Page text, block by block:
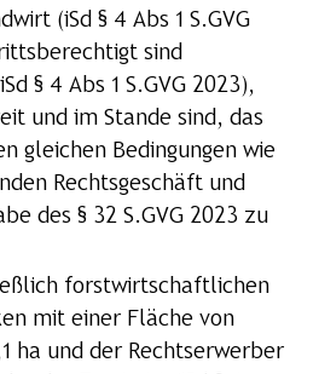
(iSd § 4 Abs 1 S.GVG
sind
§ 4 Abs 1 S.GVG 2023),
und im Stande sind, das
gleichen Bedingungen wie
Rechtsgeschäft und
des § 32 S.GVG 2023 zu
forstwirtschaftlichen
mit einer Fläche von
ha und der Rechtserwerber